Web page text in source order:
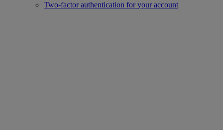
Two-factor authentication for your account